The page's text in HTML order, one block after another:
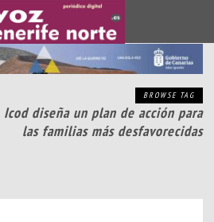
BROWSE TAG
diseña un plan de acción para
las familias más desfavorecidas